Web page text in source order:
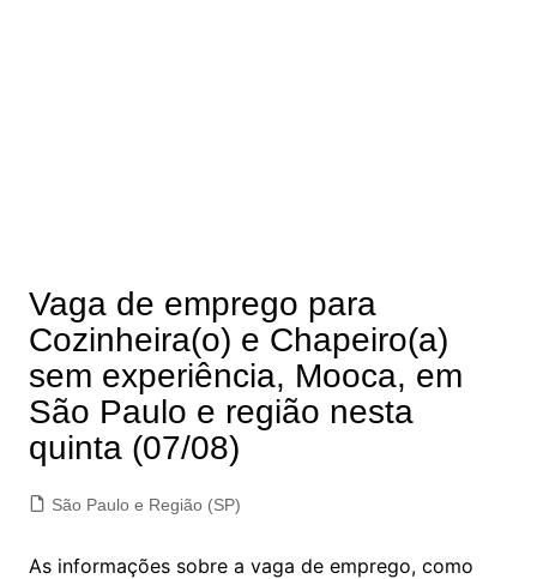
Vaga de emprego para
Cozinheira(o) e Chapeiro(a)
sem experiência, Mooca, em
São Paulo e região nesta
quinta (07/08)
São Paulo e Região (SP)
As informações sobre a vaga de emprego, como